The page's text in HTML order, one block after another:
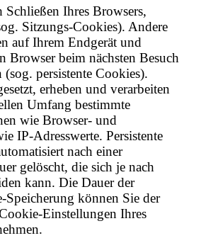
Schließen Ihres Browsers,
Sitzungs-Cookies). Andere
auf Ihrem Endgerät und
Browser beim nächsten Besuch
(sog. persistente Cookies).
erheben und verarbeiten
Umfang bestimmte
wie Browser- und
IP-Adresswerte. Persistente
nach einer
gelöscht, die sich je nach
kann. Die Dauer der
können Sie der
Einstellungen Ihres